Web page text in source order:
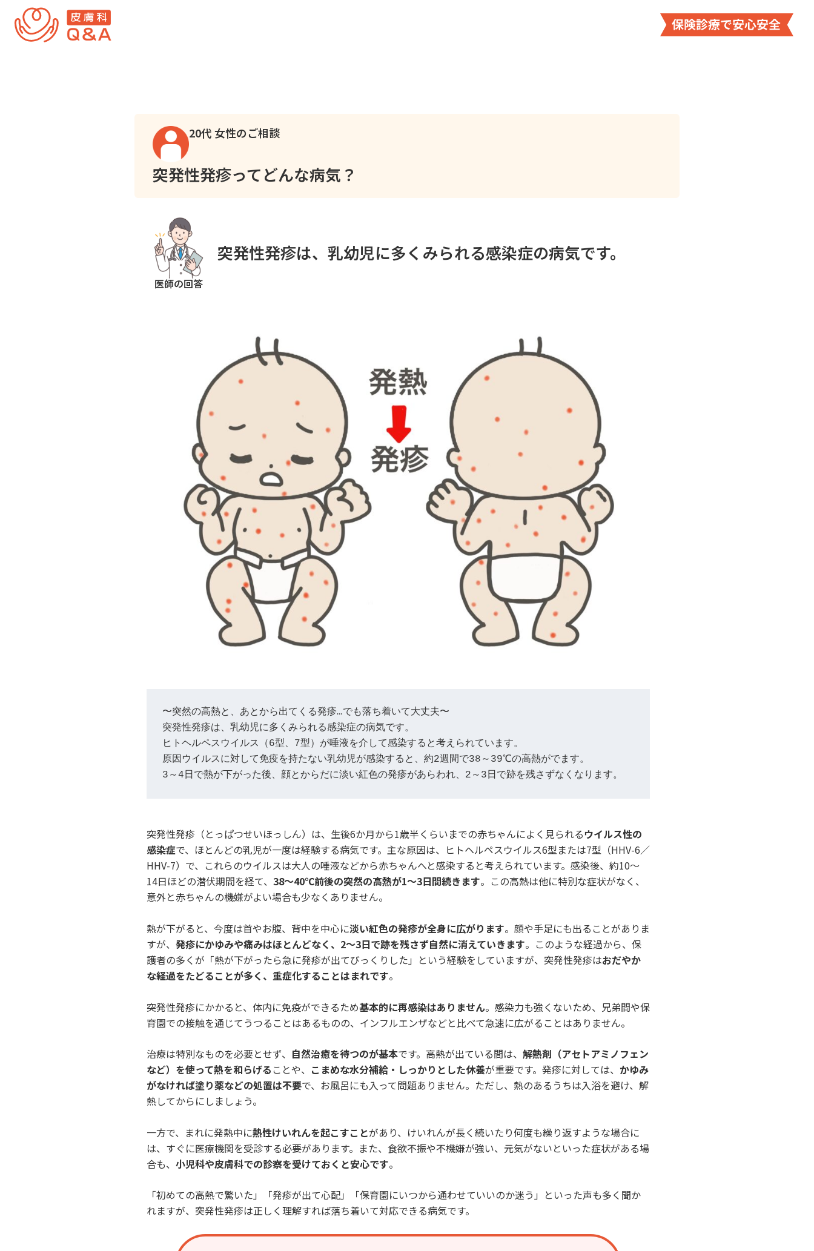
20代 女性のご相談
突発性発疹ってどんな病気？
医師の回答
突発性発疹は、乳幼児に多くみられる感染症の病気です。
突発性発疹は、乳幼児に多くみられる感染症の病気です。
ヒトヘルペスウイルス（6型、7型）が唾液を介して感染すると考えられています。
原因ウイルスに対して免疫を持たない乳幼児が感染すると、約2週間で38～39℃の高熱がでます。
3～4日で熱が下がった後、顔とからだに淡い紅色の発疹があらわれ、2～3日で跡を残さずなくなります。
突発性発疹（とっぱつせいほっしん）は、生後6か月から1歳半くらいまでの赤ちゃんによく見られるウイルス性の
感染症で、ほとんどの乳児が一度は経験する病気です。主な原因は、ヒトヘルペスウイルス6型または7型（HHV-6／
HHV-7）で、これらのウイルスは大人の唾液などから赤ちゃんへと感染すると考えられています。感染後、約10～
14日ほどの潜伏期間を経て、 38〜40℃前後の突然の高熱が1〜3日間続きます。この高熱は他に特別な症状がなく、
意外と赤ちゃんの機嫌がよい場合も少なくありません。
熱が下がると、今度は首やお腹、背中を中心に淡い紅色の発疹が全身に広がります。顔や手足にも出ることがありま
すが、 発疹にかゆみや痛みはほとんどなく、2〜3日で跡を残さず自然に消えていきます。このような経過から、保
護者の多くが「熱が下がったら急に発疹が出てびっくりした」という経験をしていますが、突発性発疹はおだやか
な経過をたどることが多く、重症化することはまれです。
突発性発疹にかかると、体内に免疫ができるため基本的に再感染はありません。感染力も強くないため、兄弟間や保
育園での接触を通じてうつることはあるものの、インフルエンザなどと比べて急速に広がることはありません。
治療は特別なものを必要とせず、 自然治癒を待つのが基本です。高熱が出ている間は、 解熱剤（アセトアミノフェン
など）を使って熱を和らげる ことや、 こまめな水分補給・しっかりとした休養が重要です。発疹に対しては、 かゆみ
がなければ塗り薬などの処置は不要で、お風呂にも入って問題ありません。ただし、熱のあるうちは入浴を避け、解
熱してからにしましょう。
一方で、まれに発熱中に熱性けいれんを起こすことがあり、けいれんが長く続いたり何度も繰り返すような場合に
は、すぐに医療機関を受診する必要があります。また、食欲不振や不機嫌が強い、元気がないといった症状がある場
合も、 小児科や皮膚科での診察を受けておくと安心です。
「初めての高熱で驚いた」「発疹が出て心配」「保育園にいつから通わせていいのか迷う」といった声も多く聞か
れますが、突発性発疹は正しく理解すれば落ち着いて対応できる病気です。